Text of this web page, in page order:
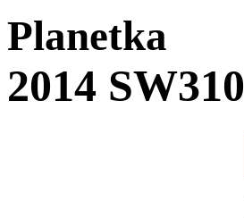
Planetka
2014 SW310